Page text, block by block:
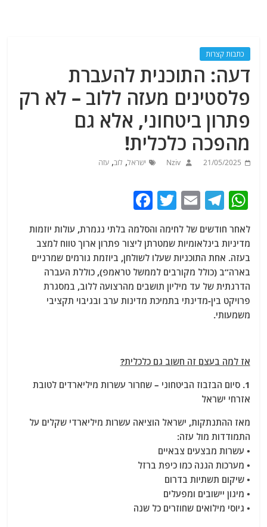
כתבות קצרות
דעה: התוכנית להעברת
פלסטינים מעזה ללוב – לא רק
פתרון ביטחוני, אלא גם
מהפכה כלכלית!
21/05/2025
Nziv ישראל, לוב,עזה
W
at
s
A
p
p
T
e
g
ra
m
E
m
ai
l
T
itt
er
c
e
b
o
לאחר חודשים של לחימה והסלמה בלתי נגמרת, עולות יוזמות
מדיניות בינלאומיות שמטרתן ליצור פתרון ארוך טווח למצב
בעזה. אחת התוכניות שעלו לשולחן, ביוזמת גורמים שמרניים
בארה”ב (כולל מקורבים לממשל טראמפ), כוללת העברה
הדרגתית של עד מיליון תושבים מהרצועה ללוב, במסגרת
פרויקט בין-מדינתי בתמיכת מדינות ערב ובגיבוי תקציבי
משמעותי.
אז למה בעצם זה חשוב גם כלכלית?
1. סיום הבזבוז הביטחוני – שחרור עשרות מיליארדים לטובת
אזרחי ישראל
מאז ההתנתקות, ישראל הוציאה עשרות מיליארדי שקלים על
התמודדות מול עזה:
• עשרות מבצעים צבאיים
• מערכות הגנה כמו כיפת ברזל
• שיקום תשתיות בדרום
• מיגון יישובים ומפעלים
• גיוסי מילואים שחוזרים כל שנה